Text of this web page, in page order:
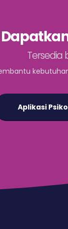
Aplikasi